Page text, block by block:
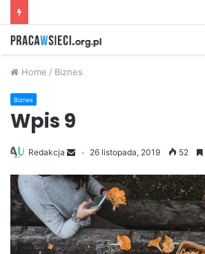
Home / Biznes
Biznes
Wpis 9
Redakcja 26 listopada, 2019 52